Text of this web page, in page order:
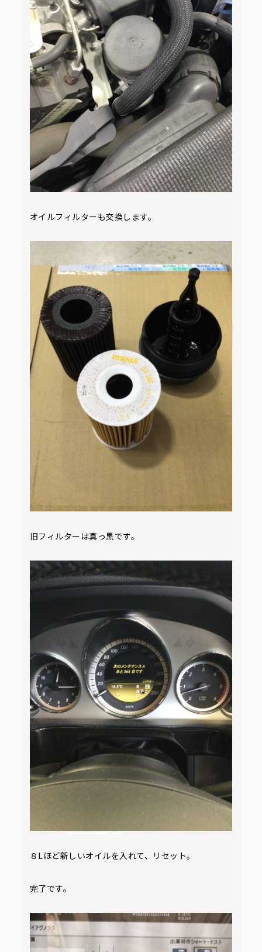
オイルフィルターも交換します。
旧フィルターは真っ黒です。
８Lほど新しいオイルを入れて、リセット。
完了です。